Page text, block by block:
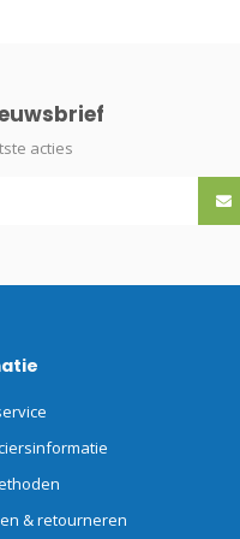
acties
& retourneren